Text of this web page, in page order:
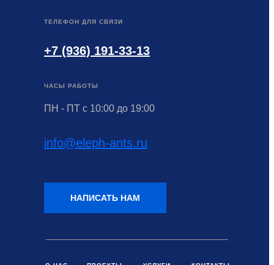
ТЕЛЕФОН ДЛЯ СВЯЗИ
+7 (936) 191-33-13
ПН - ПТ с 10:00 до 19:00
НАПИСАТЬ НАМ
info@eleph-ants.ru
ЧАСЫ РАБОТЫ